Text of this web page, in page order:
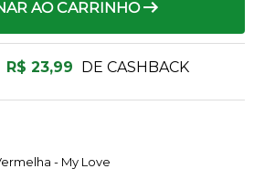
- My Love
R$ 23,99 DE CASHBACK
AO CARRINHO